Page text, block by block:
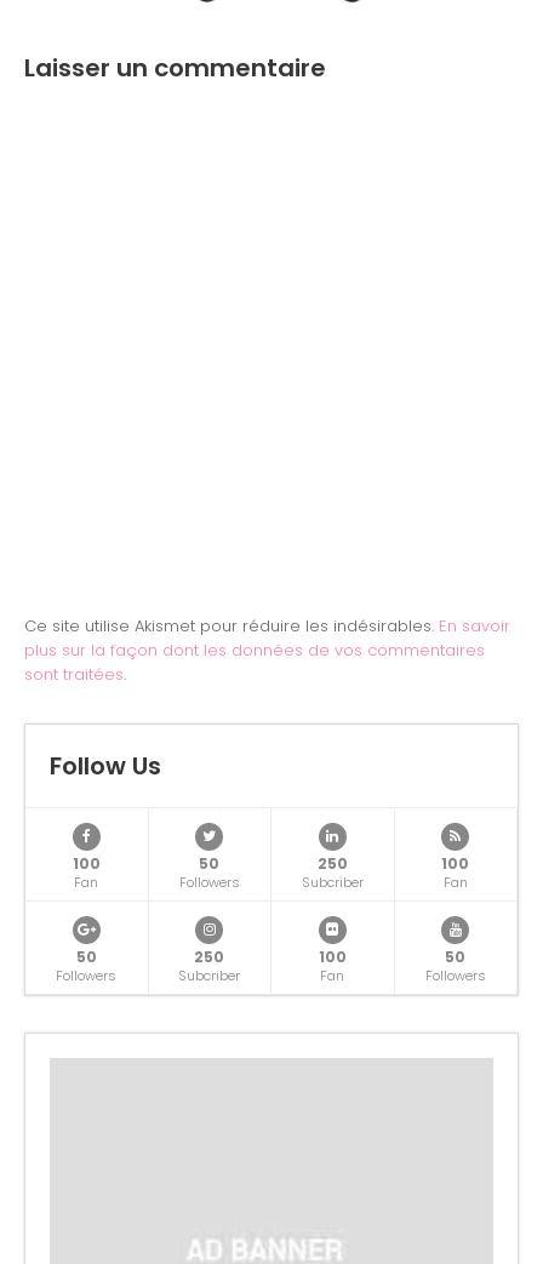
Laisser un commentaire
Ce site utilise Akismet pour réduire les indésirables. En savoir
plus sur la façon dont les données de vos commentaires
sont traitées.
Follow Us
100
Fan
50
Followers
250
Subcriber
100
Fan
50
Followers
250
Subcriber
100
Fan
50
Followers